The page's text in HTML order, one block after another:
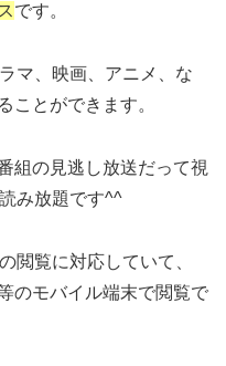
です。
マ、映画、アニメ、な
ことができます。
組の見逃し放送だって視
み放題です^^
閲覧に対応していて、
のモバイル端末で閲覧で